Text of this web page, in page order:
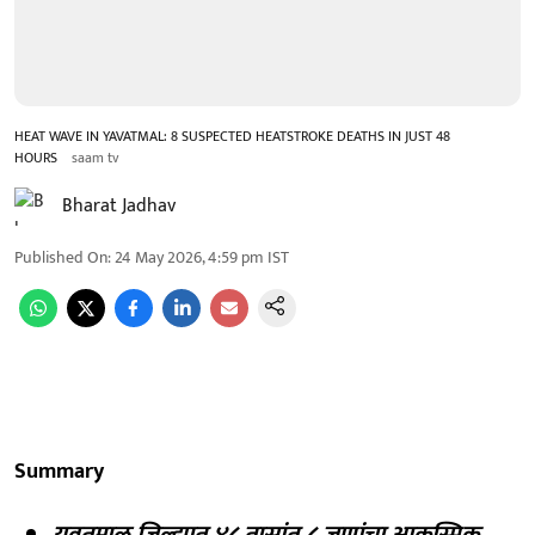
HEAT WAVE IN YAVATMAL: 8 SUSPECTED HEATSTROKE DEATHS IN JUST 48
HOURS saam tv
Bharat Jadhav
Published On:24 May 2026, 4:59 pm IST
Summary